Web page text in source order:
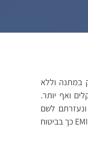
במתנה וללא
על סך 10,000-15,000 שקלים ואף יותר.
לשם